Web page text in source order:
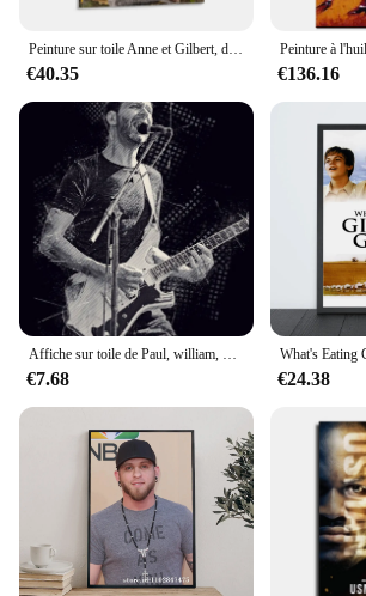
Peinture sur toile Anne et Gilbert, décoration de la maison, coutumes de luxe pour chambre à coucher
€40.35 €136.16
Affiche sur toile de Paul, william, peinture murale, images d'art, affiches et imprimés
€7.68 €24.38